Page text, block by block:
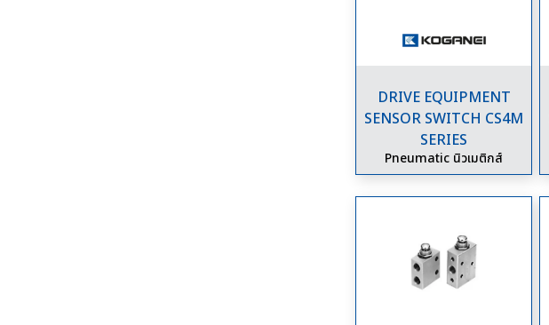
DRIVE EQUIPMENT
SENSOR SWITCH CS4M
SERIES
Pneumatic นิวเมติกส์